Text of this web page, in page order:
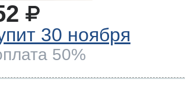
30 ноября
50%